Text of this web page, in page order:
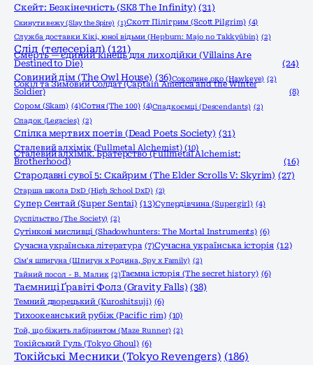
Скейт: Безкінечність (SK8 The Infinity) (31)
Скинути вежу (Slay the Spire) (1)Скотт Пілігрим (Scott Pilgrim) (4)
Служба доставки Кікі, юної відьми (Hepburn: Majo no Takkyūbin) (2)
Слід (телесеріал) (121)
Смерть — єдиний кінець для лиходійки (Villains Are
Destined to Die)
(24)
Совиний дім (The Owl House) (36)Соколине око (Hawkeye) (2)
Сокіл та Зимовий Солдат (Captain America and the Winter
Soldier)
(8)
Сором (Skam) (4)Сотня (The 100) (4)Спадкоємці (Descendants) (2)
Спадок (Legacies) (2)
Спілка мертвих поетів (Dead Poets Society) (31)
Сталевий алхімік (Fullmetal Alchemist) (10)
Сталевий алхімік. Братерство (Fullmetal Alchemist:
Brotherhood) (16)
Стародавні сувої 5: Скайрим (The Elder Scrolls V: Skyrim) (27)
Старша школа DxD (High School DxD) (2)
Супер Сентай (Super Sentai) (13)Супердівчина (Supergirl) (4)
Суспільство (The Society) (2)
Сутінкові мисливці (Shadowhunters: The Mortal Instruments) (6)
Сучасна українська література (7)Сучасна українська історія (12)
Сім'я шпигуна (Шпигун x Родина, Spy x Family) (2)
Тайний посол - В. Малик (2)Таємна історія (The secret history) (6)
Таємниці Ґравіті Фолз (Gravity Falls) (38)
Темний дворецький (Kuroshitsuji) (6)
Тихоокеанський рубіж (Pacific rim) (10)
Той, що біжить лабіринтом (Maze Runner) (2)
Токійський Гуль (Tokyo Ghoul) (6)
Токійські Месники (Tokyo Revengers) (186)